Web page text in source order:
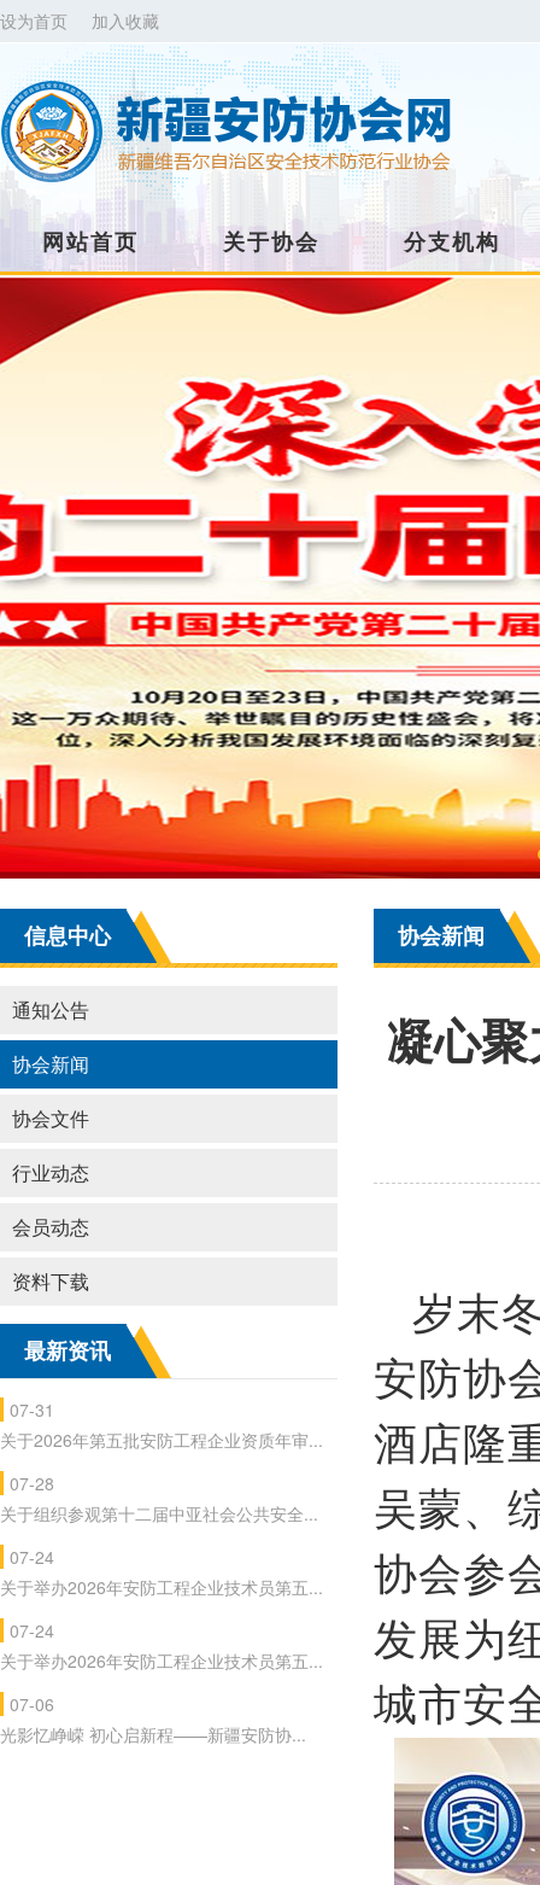
设为首页 加入收藏
网站首页 关于协会 分支机构
信息中心
通知公告
协会新闻
协会文件
行业动态
会员动态
资料下载
最新资讯
07-31
关于2026年第五批安防工程企业资质年审...
07-28
关于组织参观第十二届中亚社会公共安全...
07-24
关于举办2026年安防工程企业技术员第五...
07-24
关于举办2026年安防工程企业技术员第五...
07-06
光影忆峥嵘 初心启新程——新疆安防协...
协会新闻
凝心
岁末
安防协
酒店隆
吴蒙、
协会参
发展为
城市安